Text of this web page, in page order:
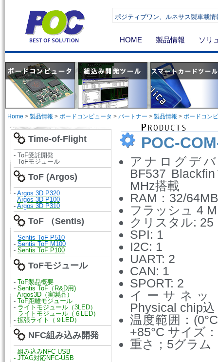
ポジティブワン、ルネサス製車載
HOME 製品情報 ソリ
Home > 製品情報 > ボードコンピュータ > パートナー > 製品情報 > ボードコン
Time-of-Flight
- ToF受託開発
- ToFモジュール
ToF (Argos)
- Argos 3D P320
- Argos 3D P100
- Argos 3D P310
ToF （Sentis)
- Sentis ToF P510
- Sentis ToF M100
- Sentis ToF P100
ToFモジュール
- ToF製品概要
- Sentis ToF（R&D用)
- Argos3D（実製品）
- ToF距離モジュール
- ライトモジュール（3LED）
- ライトモジュール（６LED）
- 拡張ライト（９LED）
NFC組み込み開発
- 組み込みNFC-USB
- JTAG対応NFC-USB
POC-
アナログデ
BF537
MHz搭載
RAM：32/
フラッシュ 4
クリスタル: 25
SPI: 1
I2C: 1
UART: 2
CAN: 1
SPORT: 2
イーサネッ
Physical chip込
温度範囲：
+85°C サイズ
重さ；5グラム